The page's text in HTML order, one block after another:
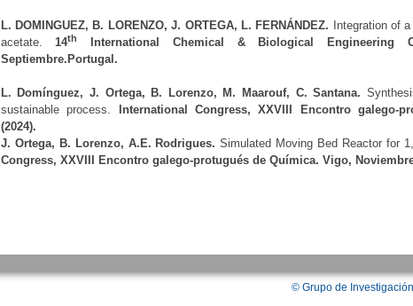
L. DOMINGUEZ, B. LORENZO, J. ORTEGA, L. FERNÁNDEZ. Integration of
acetate.14th
International Chemical & Biological Engineering
Septiembre.Portugal.
L. Domínguez, J. Ortega, B. Lorenzo, M. Maarouf, C. Santana.
sustainable process.
International Congress, XXVIII Encontro galego-
(2024).
J. Ortega, B. Lorenzo, A.E. Rodrigues.Simulated Moving Bed Reactor for
Congress, XXVIII Encontro galego-protugués de Química. Vigo,
© Grupo de